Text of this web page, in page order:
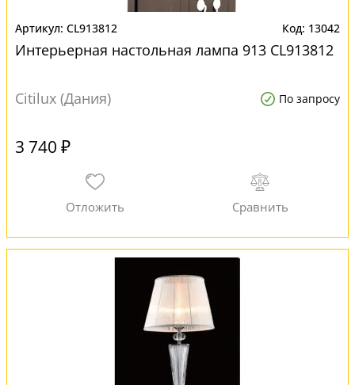
CL913812 13042
Интерьерная настольная лампа 913 CL913812
Citilux (Дания) По запросу
3 740 ₽